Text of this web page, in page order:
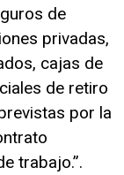
de
privadas,
cajas de
de retiro
por la
trabajo.”.